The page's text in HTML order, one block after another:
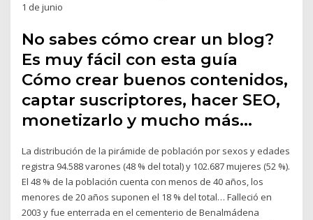
1 de junio
No sabes cómo crear un blog?
Es muy fácil con esta guía
Cómo crear buenos contenidos,
captar suscriptores, hacer SEO,
monetizarlo y mucho más…
La distribución de la pirámide de población por sexos y edades
registra 94.588 varones (48 % del total) y 102.687 mujeres (52 %).
El 48 % de la población cuenta con menos de 40 años, los
menores de 20 años suponen el 18 % del total… Falleció en
2003 y fue enterrada en el cementerio de Benalmádena